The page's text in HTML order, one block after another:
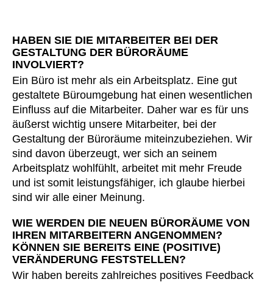
HABEN SIE DIE MITARBEITER BEI DER
GESTALTUNG DER BÜRORÄUME
INVOLVIERT?
Ein Büro ist mehr als ein Arbeitsplatz. Eine gut
gestaltete Büroumgebung hat einen wesentlichen
Einfluss auf die Mitarbeiter. Daher war es für uns
äußerst wichtig unsere Mitarbeiter, bei der
Gestaltung der Büroräume miteinzubeziehen. Wir
sind davon überzeugt, wer sich an seinem
Arbeitsplatz wohlfühlt, arbeitet mit mehr Freude
und ist somit leistungsfähiger, ich glaube hierbei
sind wir alle einer Meinung.
WIE WERDEN DIE NEUEN BÜRORÄUME VON
IHREN MITARBEITERN ANGENOMMEN?
KÖNNEN SIE BEREITS EINE (POSITIVE)
VERÄNDERUNG FESTSTELLEN?
Wir haben bereits zahlreiches positives Feedback